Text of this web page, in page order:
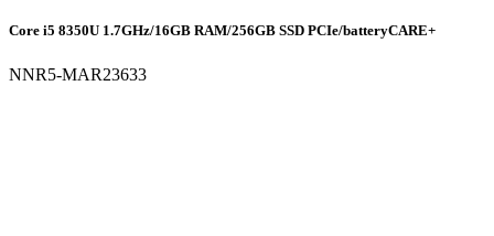
Core i5 8350U 1.7GHz/16GB RAM/256GB SSD PCIe/batteryCARE+
NNR5-MAR23633